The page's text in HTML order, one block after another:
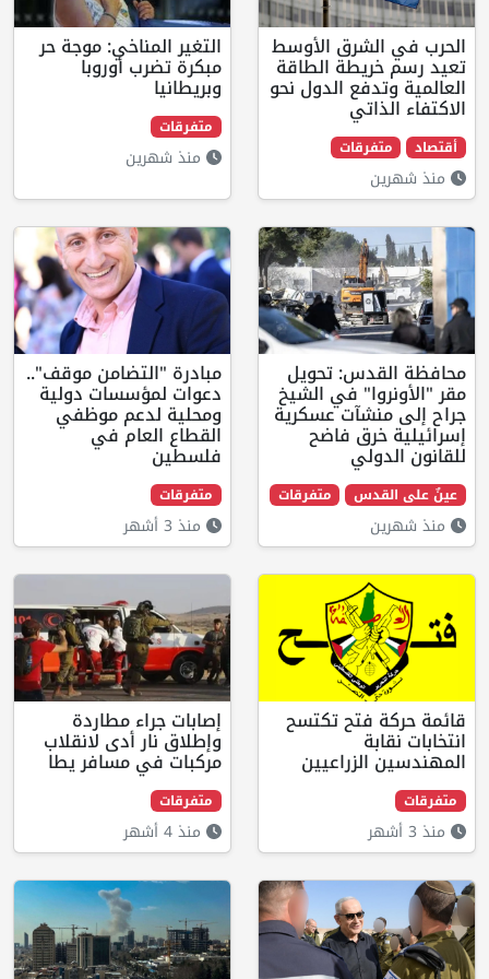
الأوسط
الطاقة
الدول نحو
التغير المناخي: موجة حر
مبكرة تضرب أوروبا
وبريطانيا
تحويل
في الشيخ
عسكرية
فاضح
متفرقات
مبادرة "التضامن موقف"..
دعوات لمؤسسات دولية
ومحلية لدعم موظفي
القطاع العام في
فلسطين
متفرقات
فتح تكتسح إصابات جراء مطاردة
وإطلاق نار أدى لانقلاب
مركبات في مسافر يطا